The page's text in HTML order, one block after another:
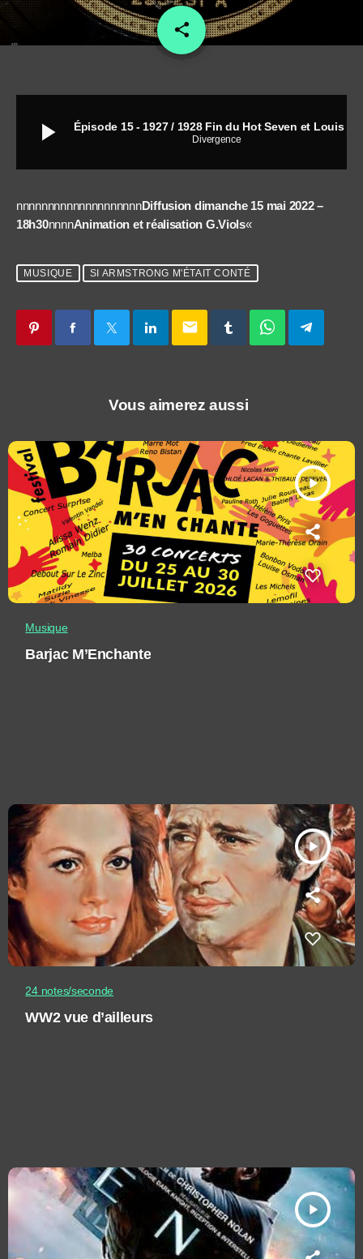
share
email
play_arrow Divergence
nnnnnnnnnnnnnnnnnnnnDiffusion dimanche 15 mai 2022 –
18h30nnnnAnimation et réalisation G.Viols«
MUSIQUE SI ARMSTRONG M'ÉTAIT CONTÉ
email
Vous aimerez aussi
play_arrow
Musique
Barjac M’Enchante
play_arrow
24 notes/seconde
WW2 vue d’ailleurs
play_arrow